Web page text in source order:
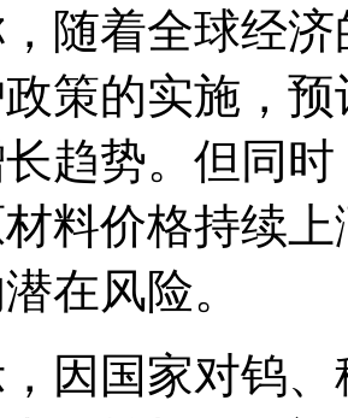
随着全球经
策的实施，
趋势。但同
材料价格持续
在风险。
因国家对钨